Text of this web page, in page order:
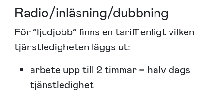
Radio/inläsning/dubbning
För ”ljudjobb” finns en tariff enligt vilken
tjänstledigheten läggs ut:
arbete upp till 2 timmar = halv dags
tjänstledighet